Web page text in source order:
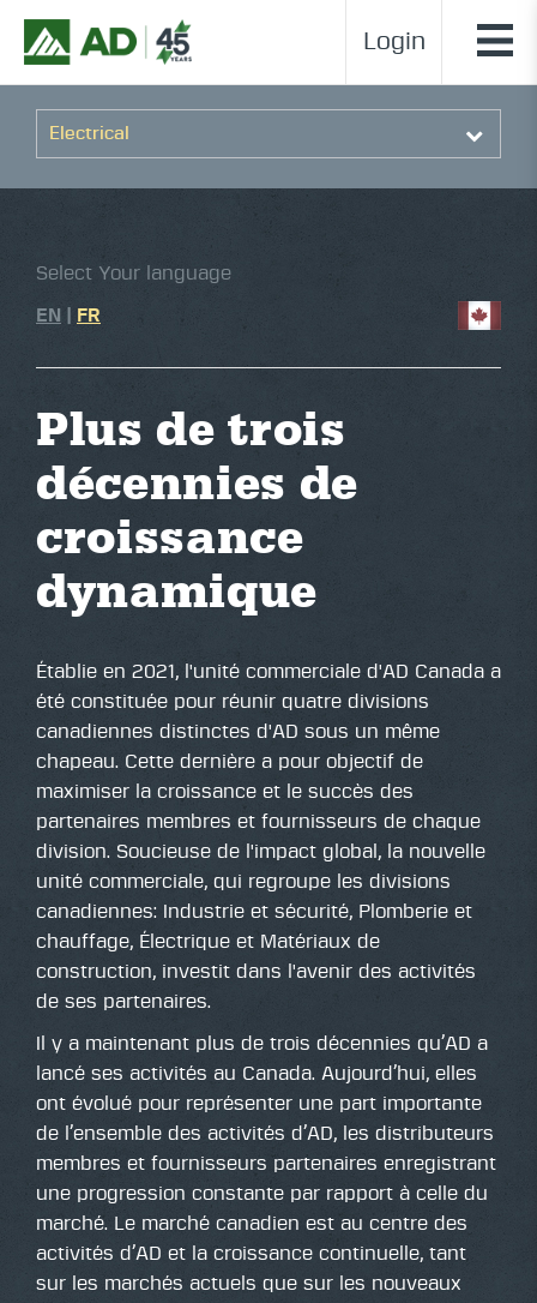
Login
Select Your language
EN FR
Plus de trois
décennies de
croissance
dynamique
Établie en 2021, l'unité commerciale d'AD Canada a
été constituée pour réunir quatre divisions
canadiennes distinctes d'AD sous un même
chapeau. Cette dernière a pour objectif de
maximiser la croissance et le succès des
partenaires membres et fournisseurs de chaque
division. Soucieuse de l'impact global, la nouvelle
unité commerciale, qui regroupe les divisions
canadiennes: Industrie et sécurité, Plomberie et
chauffage, Électrique et Matériaux de
construction, investit dans l'avenir des activités
de ses partenaires.
Il y a maintenant plus de trois décennies qu’AD a
lancé ses activités au Canada. Aujourd’hui, elles
ont évolué pour représenter une part importante
de l’ensemble des activités d’AD, les distributeurs
membres et fournisseurs partenaires enregistrant
une progression constante par rapport à celle du
marché. Le marché canadien est au centre des
activités d’AD et la croissance continuelle, tant
sur les marchés actuels que sur les nouveaux